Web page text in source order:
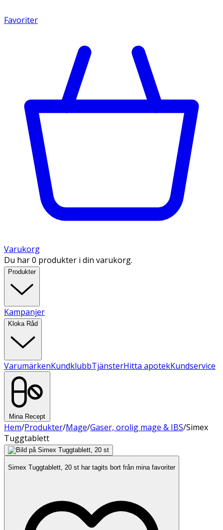
Favoriter
Varukorg
Du har 0 produkter i din varukorg.
Produkter
Kampanjer
Kloka Råd
VarumärkenKundklubbTjänsterHitta apotekKundservice
Mina Recept
Hem/Produkter/Mage/Gaser, orolig mage & IBS/Simex
Tuggtablett
Simex Tuggtablett, 20 st har tagits bort från mina favoriter